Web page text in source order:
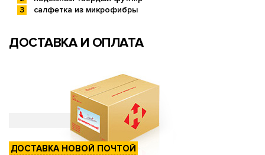
салфетка из микрофибры
ДОСТАВКА И ОПЛАТА
ДОСТАВКА НОВОЙ ПОЧТОЙ